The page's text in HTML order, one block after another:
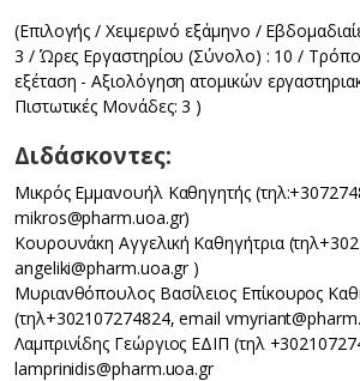
(Επιλογής / Χειμερινό εξάμηνο /
3 / Ώρες Εργαστηρίου (Σύνολο) : 10 /
εξέταση - Αξιολόγηση ατομικών
Πιστωτικές Μονάδες: 3 )
Διδάσκοντες:
Μικρός Εμμανουήλ Καθηγητής
mikros@pharm.uoa.gr)
Κουρουνάκη Αγγελική Καθηγήτρια
angeliki@pharm.uoa.gr )
Μυριανθόπουλος Βασίλειος Επίκουρος
(τηλ+302107274824, email
Λαμπρινίδης Γεώργιος ΕΔΙΠ (τηλ
lamprinidis@pharm.uoa.gr